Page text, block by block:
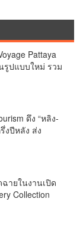
Pattaya
รูปแบบใหม่ รวม
เดียว
ดึง “หลิง-
งปีหลัง ส่ง
Thai Rares”
ายในงานเปิด
Collection